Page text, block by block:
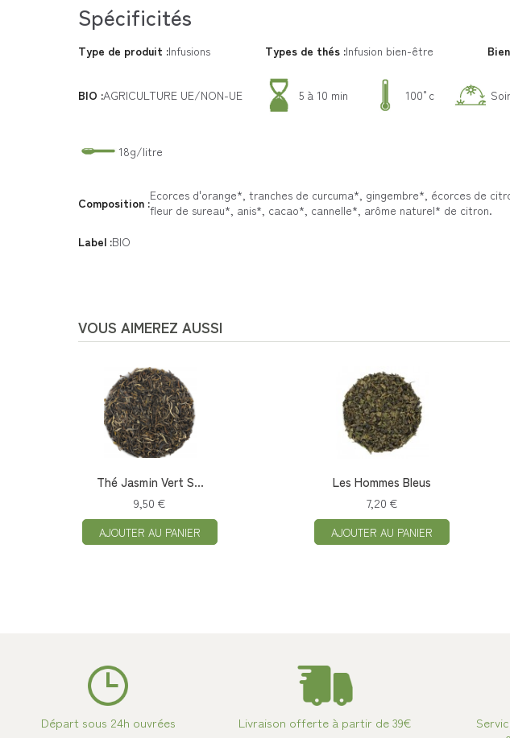
Spécificités
Type de produit :Infusions Types de thés :Infusion bien-être
BIO :AGRICULTURE UE/NON-UE 5 à 10 min 100°c
18g/litre
Composition :Ecorces d'orange*, tranches de curcuma*, gingembre*, écorces de
fleur de sureau*, anis*, cacao*, cannelle*, arôme naturel* de citron.
Label :BIO
VOUS AIMEREZ AUSSI
Thé Jasmin Vert S...
9,50 €
AJOUTER AU PANIER
Les Hommes Bleus
7,20 €
AJOUTER AU PANIER
Départ sous 24h ouvrées Livraison offerte à partir de 39€